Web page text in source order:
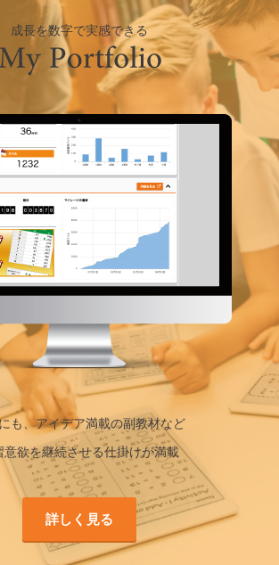
成長を数字で実感できる
も、アイデア満載の副教材など
意欲を継続させる仕掛けが満載
詳しく見る